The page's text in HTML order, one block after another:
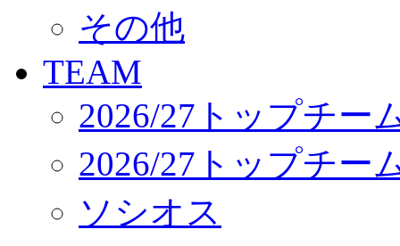
サステナビリティ
Web制作支援
応援プロジェクト
その他
TEAM
2026/27トップチー
2026/27トップチー
ソシオス